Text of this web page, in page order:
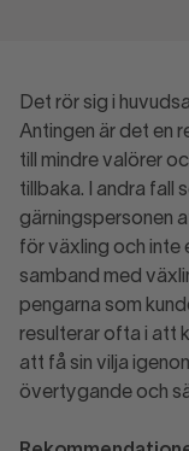
Det rör sig i
Antingen är det en
till mindre valörer
tillbaka. I andra fall
gärningspersonen
för växling och inte
samband med
pengarna som
resulterar ofta i att
att få sin vilja
övertygande och